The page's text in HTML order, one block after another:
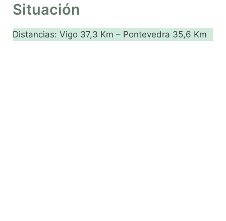
Situación
Distancias: Vigo 37,3 Km – Pontevedra 35,6 Km